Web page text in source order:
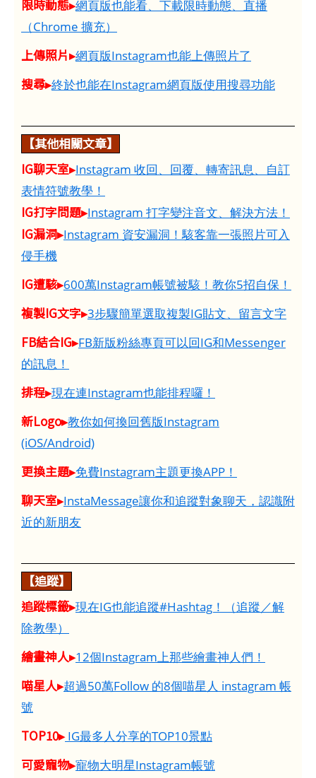
限時動態▸網頁版也能看、下載限時動態、直播
（Chrome 擴充）
上傳照片▸網頁版Instagram也能上傳照片了
搜尋▸終於也能在Instagram網頁版使用搜尋功能
【其他相關文章】
IG聊天室▸Instagram 收回、回覆、轉寄訊息、自訂
表情符號教學！
IG打字問題▸Instagram 打字變注音文、解決方法！
IG漏洞▸Instagram 資安漏洞！駭客靠一張照片可入
侵手機
IG遭駭▸600萬Instagram帳號被駭！教你5招自保！
複製IG文字▸3步驟簡單選取複製IG貼文、留言文字
FB結合IG▸FB新版粉絲專頁可以回IG和Messenger
的訊息！
排程▸現在連Instagram也能排程囉！
新Logo▸教你如何換回舊版Instagram
(iOS/Android)
更換主題▸免費Instagram主題更換APP！
聊天室▸InstaMessage讓你和追蹤對象聊天，認識附
近的新朋友
【追蹤】
追蹤標籤▸現在IG也能追蹤#Hashtag！（追蹤／解
除教學）
繪畫神人▸12個Instagram上那些繪畫神人們！
喵星人▸超過50萬Follow 的8個喵星人 instagram 帳
號
TOP10▸IG最多人分享的TOP10景點
可愛寵物▸寵物大明星Instagram帳號